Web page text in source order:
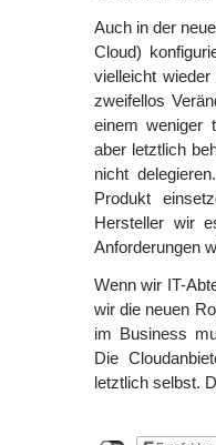
Auch in der
Cloud)
vielleicht
zweifellos
einem weniger
aber letztlich
nicht
Produkt
Hersteller wir
Anforderungen
Wenn wir IT-
wir die neuen
im Business
Die
letztlich selbst.